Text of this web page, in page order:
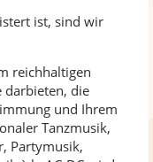
ist, sind wir
reichhaltigen
darbieten, die
und Ihrem
Tanzmusik,
Partymusik,